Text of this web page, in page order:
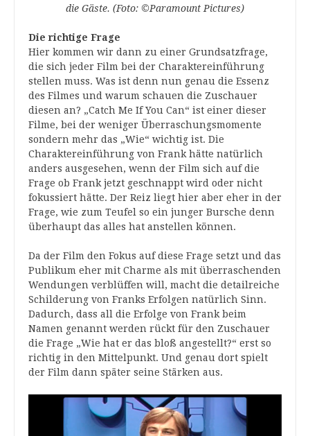
die Gäste. (Foto: ©Paramount Pictures)
Die richtige Frage
Hier kommen wir dann zu einer Grundsatzfrage,
die sich jeder Film bei der Charaktereinführung
stellen muss. Was ist denn nun genau die Essenz
des Filmes und warum schauen die Zuschauer
diesen an? „Catch Me If You Can“ ist einer dieser
Filme, bei der weniger Überraschungsmomente
sondern mehr das „Wie“ wichtig ist. Die
Charaktereinführung von Frank hätte natürlich
anders ausgesehen, wenn der Film sich auf die
Frage ob Frank jetzt geschnappt wird oder nicht
fokussiert hätte. Der Reiz liegt hier aber eher in der
Frage, wie zum Teufel so ein junger Bursche denn
überhaupt das alles hat anstellen können.
Da der Film den Fokus auf diese Frage setzt und das
Publikum eher mit Charme als mit überraschenden
Wendungen verblüffen will, macht die detailreiche
Schilderung von Franks Erfolgen natürlich Sinn.
Dadurch, dass all die Erfolge von Frank beim
Namen genannt werden rückt für den Zuschauer
die Frage „Wie hat er das bloß angestellt?“ erst so
richtig in den Mittelpunkt. Und genau dort spielt
der Film dann später seine Stärken aus.